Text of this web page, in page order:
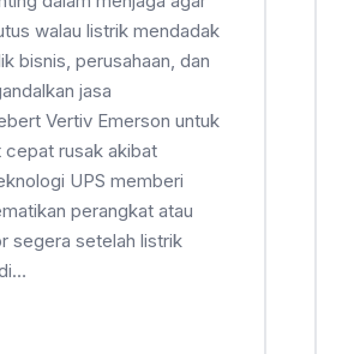
walau listrik mendadak
bisnis, perusahaan, dan
jasa
Vertiv Emerson untuk
rusak akibat
UPS memberi
perangkat atau
segera setelah listrik